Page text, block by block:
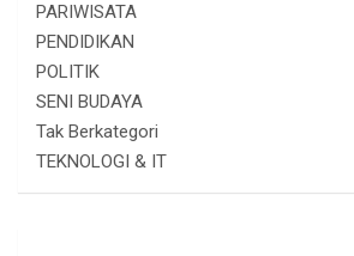
PARIWISATA
PENDIDIKAN
POLITIK
SENI BUDAYA
Tak Berkategori
TEKNOLOGI & IT